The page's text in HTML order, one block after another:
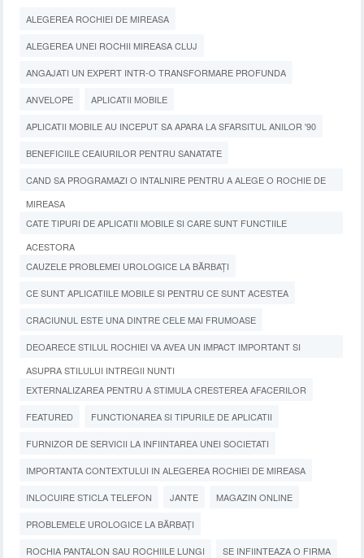
ALEGEREA ROCHIEI DE MIREASA
ALEGEREA UNEI ROCHII MIREASA CLUJ
ANGAJATI UN EXPERT INTR-O TRANSFORMARE PROFUNDA
ANVELOPE APLICATII MOBILE
APLICATII MOBILE AU INCEPUT SA APARA LA SFARSITUL ANILOR '90
BENEFICIILE CEAIURILOR PENTRU SANATATE
CAND SA PROGRAMAZI O INTALNIRE PENTRU A ALEGE O ROCHIE DE
MIREASA
CATE TIPURI DE APLICATII MOBILE SI CARE SUNT FUNCTIILE
ACESTORA
CAUZELE PROBLEMEI UROLOGICE LA BĂRBAȚI
CE SUNT APLICATIILE MOBILE SI PENTRU CE SUNT ACESTEA
CRACIUNUL ESTE UNA DINTRE CELE MAI FRUMOASE
DEOARECE STILUL ROCHIEI VA AVEA UN IMPACT IMPORTANT SI
ASUPRA STILULUI INTREGII NUNTI
EXTERNALIZAREA PENTRU A STIMULA CRESTEREA AFACERILOR
FEATURED FUNCTIONAREA SI TIPURILE DE APLICATII
FURNIZOR DE SERVICII LA INFIINTAREA UNEI SOCIETATI
IMPORTANTA CONTEXTULUI IN ALEGEREA ROCHIEI DE MIREASA
INLOCUIRE STICLA TELEFON JANTE MAGAZIN ONLINE
PROBLEMELE UROLOGICE LA BĂRBAȚI
ROCHIA PANTALON SAU ROCHIILE LUNGI SE INFIINTEAZA O FIRMA